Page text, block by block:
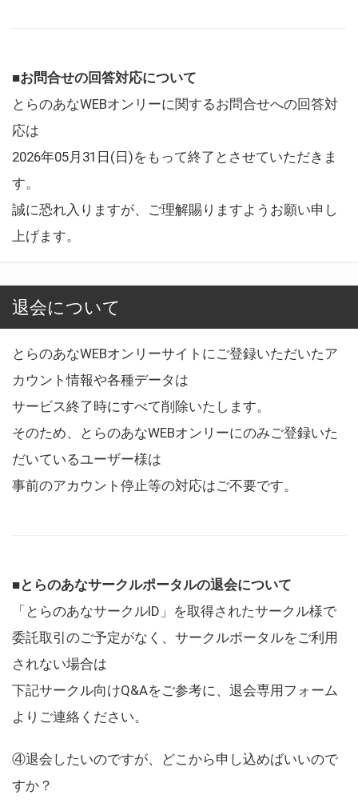
■お問合せの回答対応について
とらのあなWEBオンリーに関するお問合せへの回答対
応は
2026年05月31日(日)をもって終了とさせていただきま
す。
誠に恐れ入りますが、ご理解賜りますようお願い申し
上げます。
退会について
とらのあなWEBオンリーサイトにご登録いただいたア
カウント情報や各種データは
サービス終了時にすべて削除いたします。
そのため、とらのあなWEBオンリーにのみご登録いた
だいているユーザー様は
事前のアカウント停止等の対応はご不要です。
■とらのあなサークルポータルの退会について
「とらのあなサークルID」を取得されたサークル様で
委託取引のご予定がなく、サークルポータルをご利用
されない場合は
下記サークル向けQ&Aをご参考に、退会専用フォーム
よりご連絡ください。
④退会したいのですが、どこから申し込めばいいので
すか？